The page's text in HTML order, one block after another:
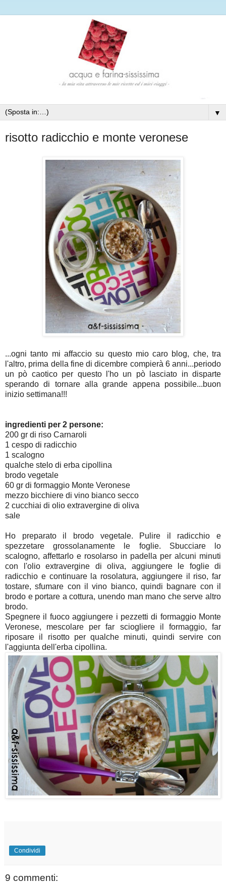
▼
risotto radicchio e monte veronese
...ogni tanto mi affaccio su questo mio caro blog, che, tra
l'altro, prima della fine di dicembre compierà 6 anni...periodo
un pò caotico per questo l'ho un pò lasciato in disparte
sperando di tornare alla grande appena possibile...buon
inizio settimana!!!
ingredienti per 2 persone:
200 gr di riso Carnaroli
1 cespo di radicchio
1 scalogno
qualche stelo di erba cipollina
brodo vegetale
60 gr di formaggio Monte Veronese
mezzo bicchiere di vino bianco secco
2 cucchiai di olio extravergine di oliva
sale
Ho preparato il brodo vegetale. Pulire il radicchio e
spezzetare grossolanamente le foglie. Sbucciare lo
scalogno, affettarlo e rosolarso in padella per alcuni minuti
con l'olio extravergine di oliva, aggiungere le foglie di
radicchio e continuare la rosolatura, aggiungere il riso, far
tostare, sfumare con il vino bianco, quindi bagnare con il
brodo e portare a cottura, unendo man mano che serve altro
brodo.
Spegnere il fuoco aggiungere i pezzetti di formaggio Monte
Veronese, mescolare per far sciogliere il formaggio, far
riposare il risotto per qualche minuti, quindi servire con
l'aggiunta dell'erba cipollina.
Condividi
9 commenti: